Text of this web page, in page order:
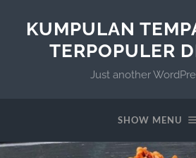
KUMPULAN
TERPOPULER
Just another
SHOW MENU